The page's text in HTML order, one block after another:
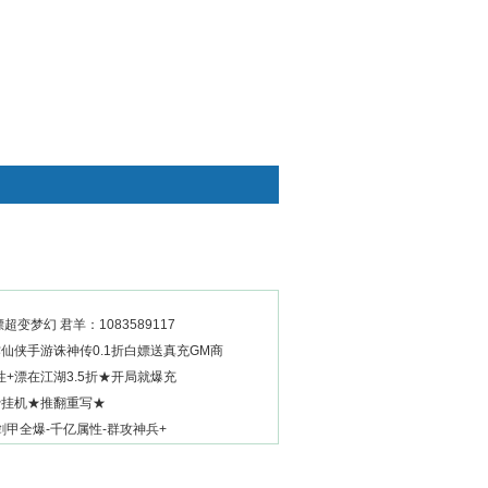
变梦幻 君羊：1083589117
侠手游诛神传0.1折白嫖送真充GM商
+漂在江湖3.5折★开局就爆充
挂机★推翻重写★
全爆-千亿属性-群攻神兵+